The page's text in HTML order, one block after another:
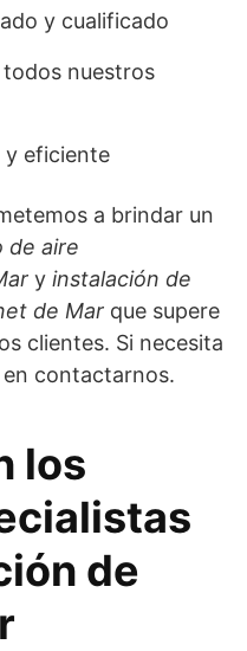
y cualificado
todos nuestros
y eficiente
a brindar un
de aire
y instalación de
de Mar que supere
clientes. Si necesita
contactarnos.
los
de